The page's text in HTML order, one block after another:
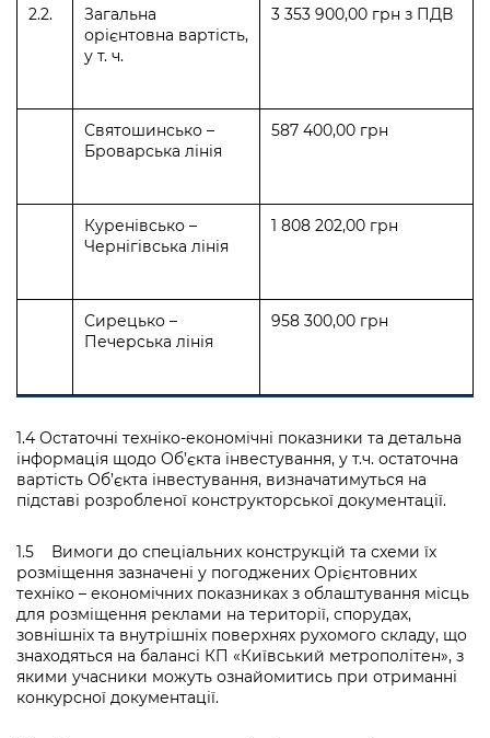
2.2.
Загальна
орієнтовна вартість,
у т. ч.
3 353 900,00 грн з ПДВ
Святошинсько –
Броварська лінія
587 400,00 грн
Куренівсько –
Чернігівська лінія
1 808 202,00 грн
Сирецько –
Печерська лінія
958 300,00 грн
1.4 Остаточні техніко-економічні показники та детальна
інформація щодо Об’єкта інвестування, у т.ч. остаточна
вартість Об’єкта інвестування, визначатимуться на
підставі розробленої конструкторської документації.
1.5 Вимоги до спеціальних конструкцій та схеми їх
розміщення зазначені у погоджених Орієнтовних
техніко – економічних показниках з облаштування місць
для розміщення реклами на території, спорудах,
зовнішніх та внутрішніх поверхнях рухомого складу, що
знаходяться на балансі КП «Київський метрополітен», з
якими учасники можуть ознайомитись при отриманні
конкурсної документації.